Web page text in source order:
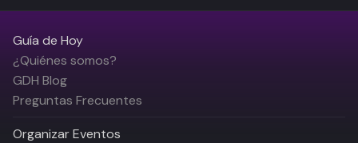
Guía de Hoy
¿Quiénes somos?
GDH Blog
Preguntas Frecuentes
Organizar Eventos